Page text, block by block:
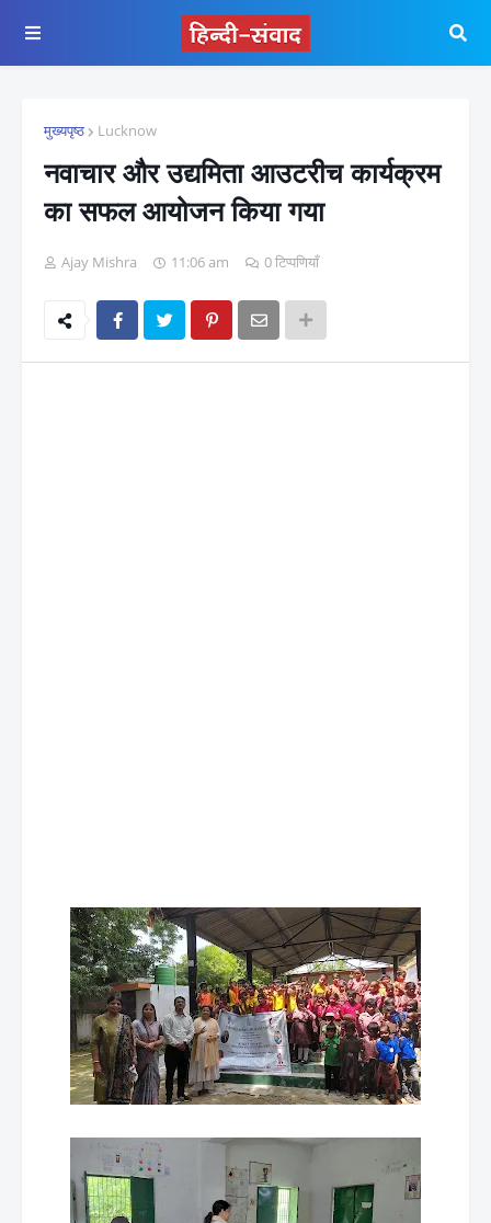
मुख्यपृष्ठ Lucknow
नवाचार और उद्यमिता आउटरीच कार्यक्रम
का सफल आयोजन किया गया
Ajay Mishra 11:06 am 0 टिप्पणियाँ